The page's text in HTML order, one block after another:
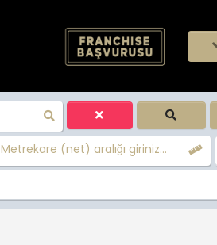
Metrekare (net) aralığı giriniz...